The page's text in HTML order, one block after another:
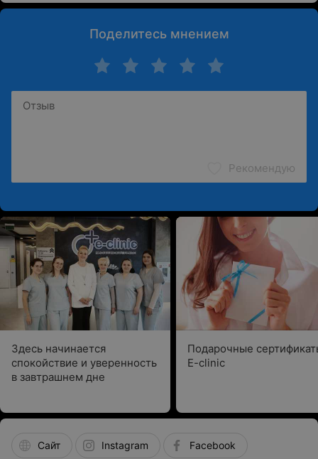
Поделитесь мнением
Рекомендую
Здесь начинается
спокойствие и уверенность
в завтрашнем дне
Подарочные
E-clinic
Сайт Instagram Facebook